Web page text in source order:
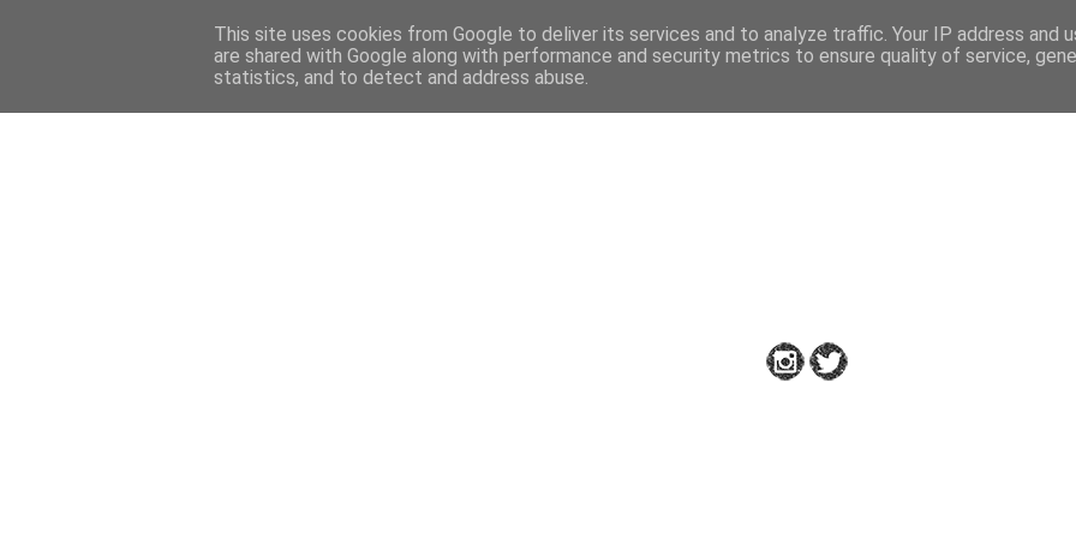
This site uses cookies from Google to deliver its services and to analyze traffic. Your IP address and
are shared with Google along with performance and security metrics to ensure quality of service,
statistics, and to detect and address abuse.